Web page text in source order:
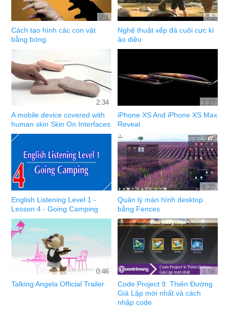
2:1
Cách tạo hình các con vật
bằng bóng
7:2
Nghệ thuật xếp đá cuội cực kì
ảo diệu
2:34
A mobile device covered with
human skin Skin On Interfaces
1:27
iPhone XS And iPhone XS Max
Reveal
English Listening Level 1 -
Lesson 4 - Going Camping
6:20
Quản lý màn hình desktop
bằng Fences
0:46
Talking Angela Official Trailer
1:56
Code Project 9: Thiên Đường
Giả Lập mới nhất và cách
nhập code